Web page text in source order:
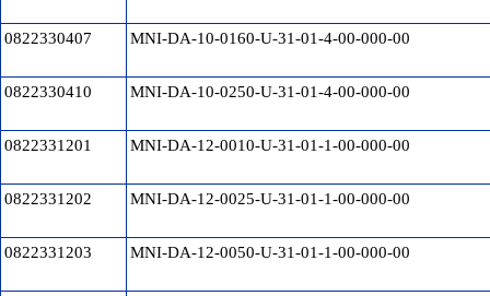
0822330407 MNI-DA-10-0160-U-31-01-4-00-000-00
0822330410 MNI-DA-10-0250-U-31-01-4-00-000-00
0822331201 MNI-DA-12-0010-U-31-01-1-00-000-00
0822331202 MNI-DA-12-0025-U-31-01-1-00-000-00
0822331203 MNI-DA-12-0050-U-31-01-1-00-000-00